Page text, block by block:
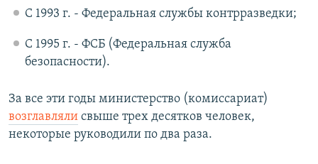
С 1993 г. - Федеральная службы контрразведки;
С 1995 г. - ФСБ (Федеральная служба
безопасности).
За все эти годы министерство (комиссариат)
возглавляли свыше трех десятков человек,
некоторые руководили по два раза.